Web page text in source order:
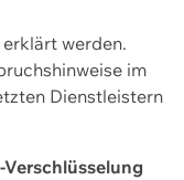
werden.
im
Dienstleistern